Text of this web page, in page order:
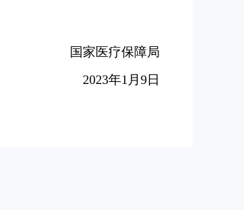
国家医疗保障局
2023年1月9日